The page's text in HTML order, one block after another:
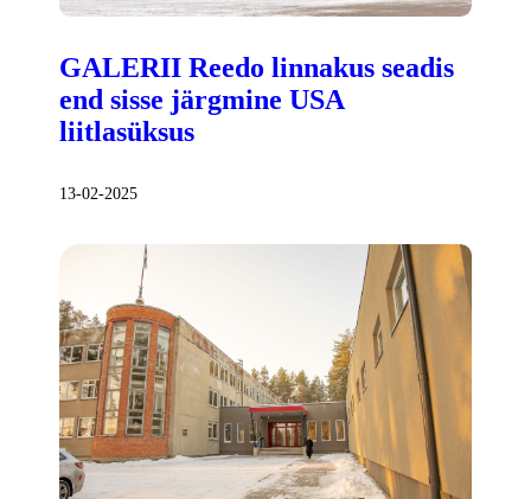
GALERII Reedo linnakus seadis
end sisse järgmine USA
liitlasüksus
13-02-2025